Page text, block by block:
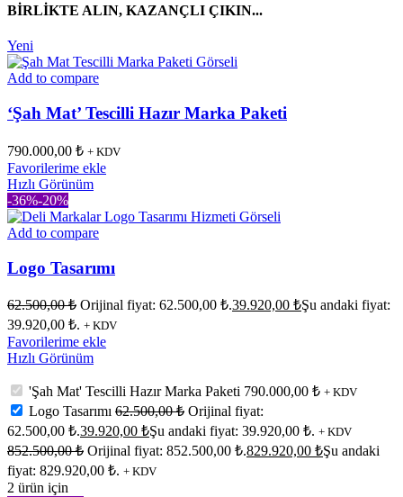
BİRLİKTE ALIN, KAZANÇLI ÇIKIN...
Yeni
Add to compare
‘Şah Mat’ Tescilli Hazır Marka Paketi
790.000,00 ₺ + KDV
Favorilerime ekle
Hızlı Görünüm
-36%-20%
Add to compare
Logo Tasarımı
62.500,00₺ Orijinal fiyat: 62.500,00 ₺.39.920,00 ₺Şu andaki fiyat:
39.920,00 ₺. + KDV
Favorilerime ekle
Hızlı Görünüm
'Şah Mat' Tescilli Hazır Marka Paketi 790.000,00 ₺ + KDV
Logo Tasarımı 62.500,00₺ Orijinal fiyat:
62.500,00 ₺.39.920,00 ₺Şu andaki fiyat: 39.920,00 ₺. + KDV
852.500,00₺ Orijinal fiyat: 852.500,00 ₺.829.920,00 ₺Şu andaki
fiyat: 829.920,00 ₺. + KDV
2 ürün için